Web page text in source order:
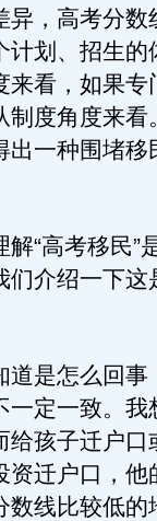
，高考分数
划、招生的
来看，如果专
制度角度来看
出一种围堵移
“高考移民”
介绍一下这
是怎么回事
一定一致。我
给孩子迁户口
迁户口，他
数线比较低的